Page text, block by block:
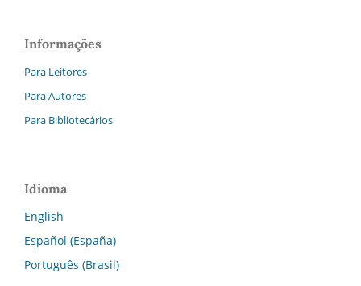
Informações
Para Leitores
Para Autores
Para Bibliotecários
Idioma
English
Español (España)
Português (Brasil)